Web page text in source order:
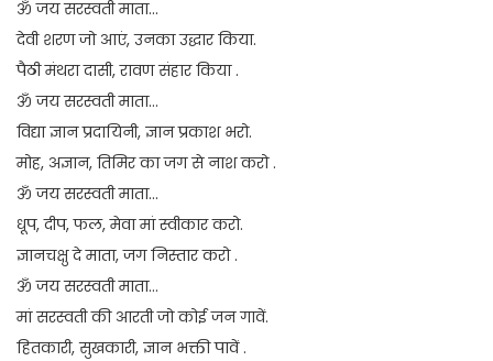
ॐ जय सरस्वती माता…
देवी शरण जो आएं, उनका उद्धार किया.
पैठी मंथरा दासी, रावण संहार किया .
ॐ जय सरस्वती माता…
विद्या ज्ञान प्रदायिनी, ज्ञान प्रकाश भरो.
मोह, अज्ञान, तिमिर का जग से नाश करो .
ॐ जय सरस्वती माता…
धूप, दीप, फल, मेवा मां स्वीकार करो.
ज्ञानचक्षु दे माता, जग निस्तार करो .
ॐ जय सरस्वती माता…
मां सरस्वती की आरती जो कोई जन गावें.
हितकारी, सुखकारी, ज्ञान भक्ती पावें .